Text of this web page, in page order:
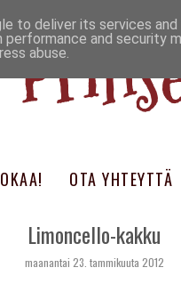
OTA YHTEYTTÄ
Limoncello-kakku
maanantai 23. tammikuuta 2012
to deliver its services
performance and security
abuse.